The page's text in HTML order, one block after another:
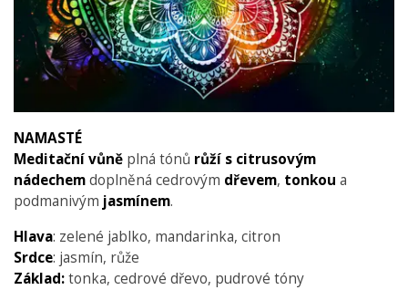
NAMASTÉ
Meditační vůně plná tónů růží s citrusovým
nádechemdoplněná cedrovým dřevem, tonkou a
podmanivým jasmínem.
Hlava: zelené jablko, mandarinka, citron
Srdce: jasmín, růže
Základ:tonka, cedrové dřevo, pudrové tóny